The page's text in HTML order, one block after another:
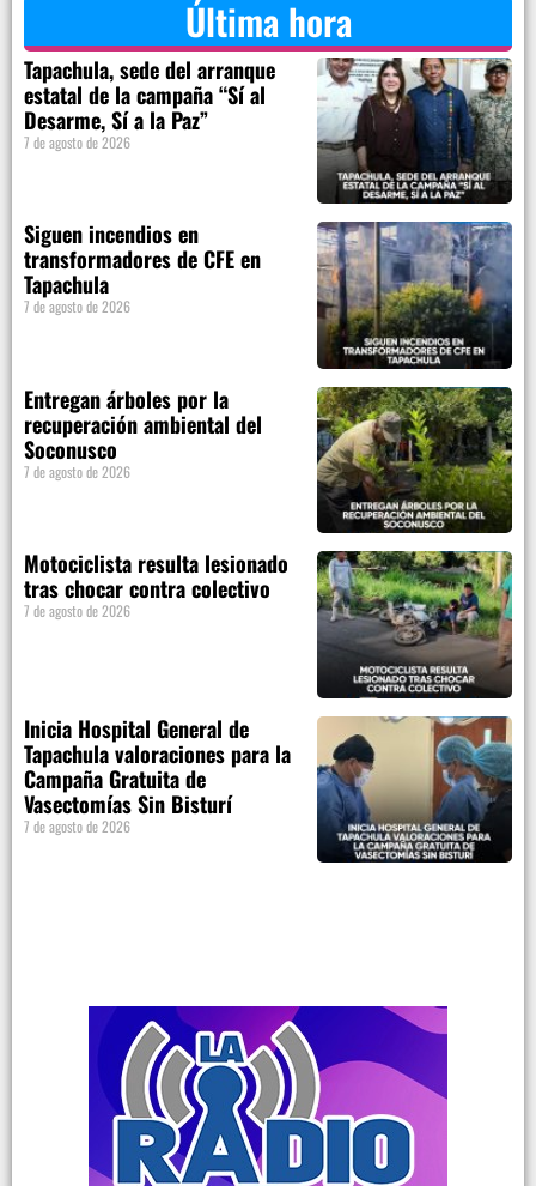
Última hora
Tapachula, sede del arranque
estatal de la campaña “Sí al
Desarme, Sí a la Paz”
7 de agosto de 2026
Siguen incendios en
transformadores de CFE en
Tapachula
7 de agosto de 2026
Entregan árboles por la
recuperación ambiental del
Soconusco
7 de agosto de 2026
Motociclista resulta lesionado
tras chocar contra colectivo
7 de agosto de 2026
Inicia Hospital General de
Tapachula valoraciones para la
Campaña Gratuita de
Vasectomías Sin Bisturí
7 de agosto de 2026